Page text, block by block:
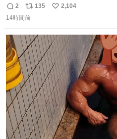
カレーだったよ明日雑巾いる
返
信
2
リ
ポ
ト
数
135
い
数
2,104
14時間前